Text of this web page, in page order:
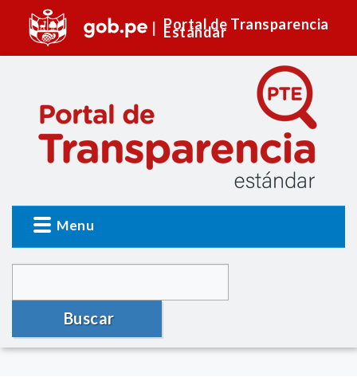
Portal de Transparencia
Estándar
Menu
Buscar